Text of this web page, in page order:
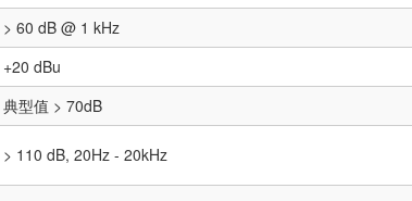
> 60 dB @ 1 kHz
+20 dBu
典型值 > 70dB
> 110 dB, 20Hz - 20kHz